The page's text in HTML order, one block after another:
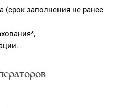
(срок заполнения не ранее